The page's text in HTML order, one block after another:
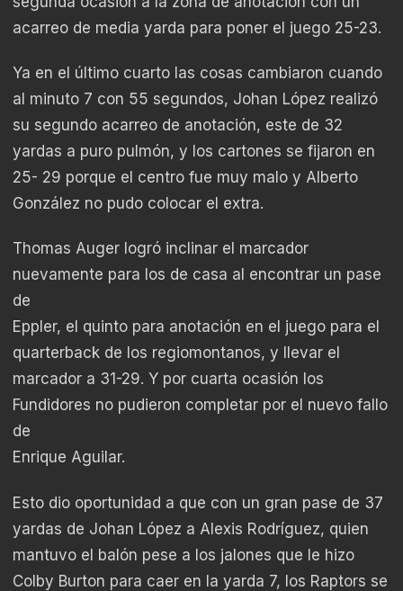
acarreo de media yarda para poner el juego 25-23.
Ya en el último cuarto las cosas cambiaron cuando
al minuto 7 con 55 segundos, Johan López realizó
su segundo acarreo de anotación, este de 32
yardas a puro pulmón, y los cartones se fijaron en
25- 29 porque el centro fue muy malo y Alberto
González no pudo colocar el extra.
Thomas Auger logró inclinar el marcador
nuevamente para los de casa al encontrar un pase
de
Eppler, el quinto para anotación en el juego para el
quarterback de los regiomontanos, y llevar el
marcador a 31-29. Y por cuarta ocasión los
Fundidores no pudieron completar por el nuevo fallo
de
Enrique Aguilar.
Esto dio oportunidad a que con un gran pase de 37
yardas de Johan López a Alexis Rodríguez, quien
mantuvo el balón pese a los jalones que le hizo
Colby Burton para caer en la yarda 7, los Raptors se